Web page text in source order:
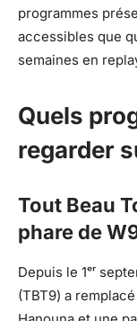
programmes
accessibles que
semaines en
Quels
regarder
Tout Beau
phare de
Depuis le 1ᵉʳ
(TBT9) a remplacé